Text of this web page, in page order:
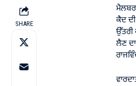
SHARE
ਕੈਦ
ਉੱਤਰੀ
ਲੈਣ